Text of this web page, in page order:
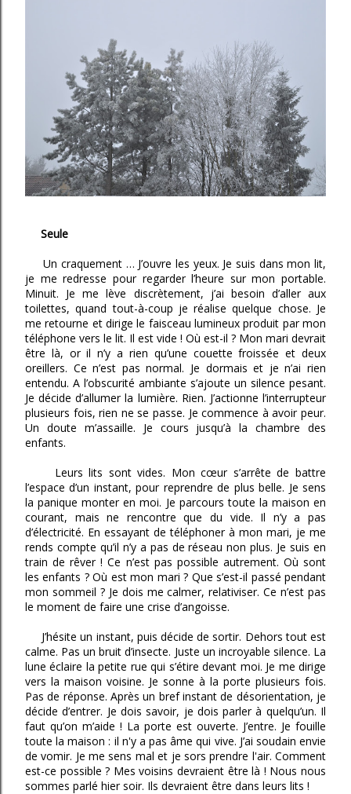
Seule
Un craquement … J’ouvre les yeux. Je suis dans mon lit,
je me redresse pour regarder l’heure sur mon portable.
Minuit. Je me lève discrètement, j’ai besoin d’aller aux
toilettes, quand tout-à-coup je réalise quelque chose. Je
me retourne et dirige le faisceau lumineux produit par mon
téléphone vers le lit. Il est vide ! Où est-il ? Mon mari devrait
être là, or il n’y a rien qu’une couette froissée et deux
oreillers. Ce n’est pas normal. Je dormais et je n’ai rien
entendu. A l’obscurité ambiante s’ajoute un silence pesant.
Je décide d’allumer la lumière. Rien. J’actionne l’interrupteur
plusieurs fois, rien ne se passe. Je commence à avoir peur.
Un doute m’assaille. Je cours jusqu’à la chambre des
enfants.
Leurs lits sont vides. Mon cœur s’arrête de battre
l’espace d’un instant, pour reprendre de plus belle. Je sens
la panique monter en moi. Je parcours toute la maison en
courant, mais ne rencontre que du vide. Il n’y a pas
d’électricité. En essayant de téléphoner à mon mari, je me
rends compte qu’il n’y a pas de réseau non plus. Je suis en
train de rêver ! Ce n’est pas possible autrement. Où sont
les enfants ? Où est mon mari ? Que s’est-il passé pendant
mon sommeil ? Je dois me calmer, relativiser. Ce n’est pas
le moment de faire une crise d’angoisse.
J’hésite un instant, puis décide de sortir. Dehors tout est
calme. Pas un bruit d’insecte. Juste un incroyable silence. La
lune éclaire la petite rue qui s’étire devant moi. Je me dirige
vers la maison voisine. Je sonne à la porte plusieurs fois.
Pas de réponse. Après un bref instant de désorientation, je
décide d’entrer. Je dois savoir, je dois parler à quelqu’un. Il
faut qu’on m’aide ! La porte est ouverte. J’entre. Je fouille
toute la maison : il n'y a pas âme qui vive. J’ai soudain envie
de vomir. Je me sens mal et je sors prendre l'air. Comment
est-ce possible ? Mes voisins devraient être là ! Nous nous
sommes parlé hier soir. Ils devraient être dans leurs lits !